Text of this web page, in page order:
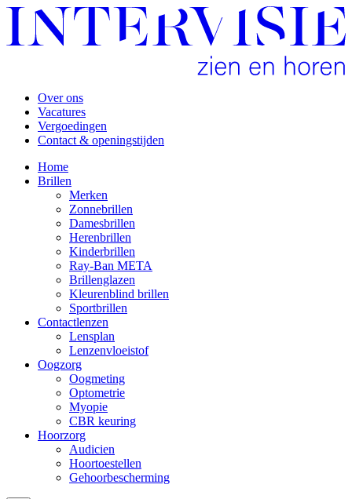
Over ons
Vacatures
Vergoedingen
Contact & openingstijden
Home
Brillen
Merken
Zonnebrillen
Damesbrillen
Herenbrillen
Kinderbrillen
Ray-Ban META
Brillenglazen
Kleurenblind brillen
Sportbrillen
Contactlenzen
Lensplan
Lenzenvloeistof
Oogzorg
Oogmeting
Optometrie
Myopie
CBR keuring
Hoorzorg
Audicien
Hoortoestellen
Gehoorbescherming